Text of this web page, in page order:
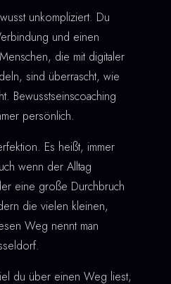
unkompliziert. Du
und einen
die mit digitaler
sind überrascht, wie
Bewusstseinscoaching
persönlich.
Es heißt, immer
wenn der Alltag
eine große Durchbruch
die vielen kleinen,
Weg nennt man
du über einen Weg liest,